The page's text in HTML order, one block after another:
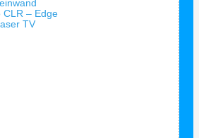
CLR – Edge
TV